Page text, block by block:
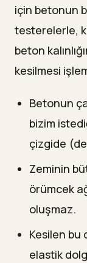
için betonun
testerelerle,
beton
kesilmesi
Betonun
bizim
çizgide
Zeminin
örümcek
oluşmaz.
Kesilen bu
elastik